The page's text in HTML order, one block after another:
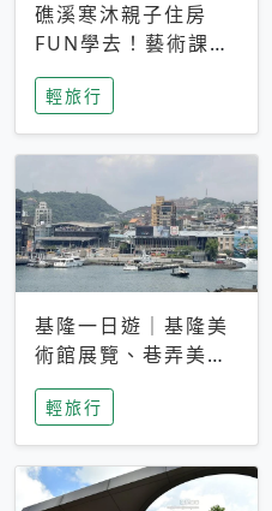
礁溪寒沐親子住房
FUN學去！藝術課、
Buffet與宜蘭童玩節
兩天一夜一次玩
輕旅行
基隆一日遊｜基隆美
術館展覽、巷弄美食
與療癒咖啡館完整攻
略
輕旅行